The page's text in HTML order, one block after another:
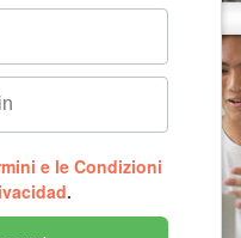
e le Condizioni
.